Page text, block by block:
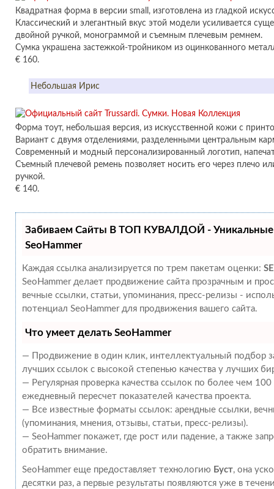
Квадратная форма в версии small, изготовлена из гладкой
Классический и элегантный вкус этой модели усиливается
двойной ручкой, монограммой и съемным плечевым ремнем.
Сумка украшена застежкой-тройником из оцинкованного
€ 160.
Небольшая Ирис
Форма тоут, небольшая версия, из искусственной кожи с
Вариант с двумя отделениями, разделенными центральным
Современный и модный персонализированный логотип,
Съемный плечевой ремень позволяет носить его через плечо
ручкой.
€ 140.
Забиваем Сайты В ТОП КУВАЛДОЙ - Уникальные
SeoHammer
Каждая ссылка анализируется по трем пакетам оценки:
SeoHammer делает продвижение сайта прозрачным и
вечные ссылки, статьи, упоминания, пресс-релизы -
потенциал SeoHammer для продвижения вашего сайта.
Что умеет делать SeoHammer
— Продвижение в один клик, интеллектуальный подбор
лучших ссылок с высокой степенью качества у лучших
— Регулярная проверка качества ссылок по более чем
ежедневный пересчет показателей качества проекта.
— Все известные форматы ссылок: арендные ссылки,
(упоминания, мнения, отзывы, статьи, пресс-релизы).
— SeoHammer покажет, где рост или падение, а также
обратить внимание.
SeoHammer еще предоставляет технологию Буст, она
десятки раз, а первые результаты появляются уже в